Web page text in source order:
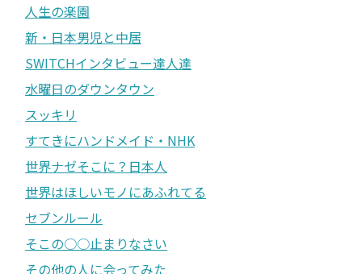
人生の楽園
新・日本男児と中居
SWITCHインタビュー達人達
水曜日のダウンタウン
スッキリ
すてきにハンドメイド・NHK
世界ナゼそこに？日本人
世界はほしいモノにあふれてる
セブンルール
そこの○○止まりなさい
その他の人に会ってみた